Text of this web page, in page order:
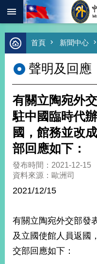
跳到主要內容區塊
進
階
尋
熱
字
總
合
外
交
價
值
經
濟
不
首頁 新聞中心
聲明及回應
有關立陶宛外
駐中國臨時代
國，館務並改
部回應如下：
發布時間：2021-12-15
資料來源：歐洲司
2021/12/15
有關立陶宛外交部發
及立國使館人員返國
交部回應如下：